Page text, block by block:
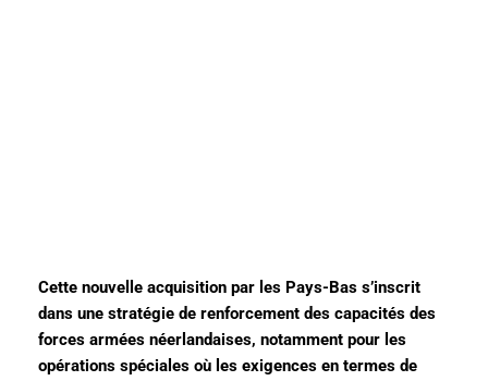
Cette nouvelle acquisition par les Pays-Bas s’inscrit
dans une stratégie de renforcement des capacités des
forces armées néerlandaises, notamment pour les
opérations spéciales où les exigences en termes de